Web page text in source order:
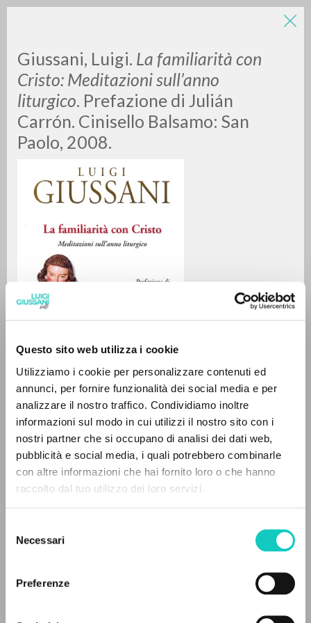
Questo sito web utilizza i cookie
Utilizziamo i cookie per personalizzare contenuti ed
annunci, per fornire funzionalità dei social media e per
analizzare il nostro traffico. Condividiamo inoltre
informazioni sul modo in cui utilizzi il nostro sito con i
nostri partner che si occupano di analisi dei dati web,
pubblicità e social media, i quali potrebbero combinarle
con altre informazioni che hai fornito loro o che hanno
raccolto dal tuo utilizzo dei loro servizi.
delNecessari
Preferenze
Giussani, Luigi. La familiarità con
Cristo: Meditazioni sull’anno
liturgico. Prefazione di Julián
Carrón. Cinisello Balsamo: San
Paolo, 2008.
Carrón Julián
Giussani Luigi
Páginas: 216
LUIGI
GIUSSANI
BÚSQUEDA AVANZADA »
0DOCUMENTOS ENCONTRADOS
RESULTADOS SUCESIVOS